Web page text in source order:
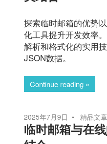
探索临时邮箱的优势
化工具提升开发效率
解析和格式化的实用
JSON数据。
Continue reading
2025年7月9日 精品文章
临时邮箱与在